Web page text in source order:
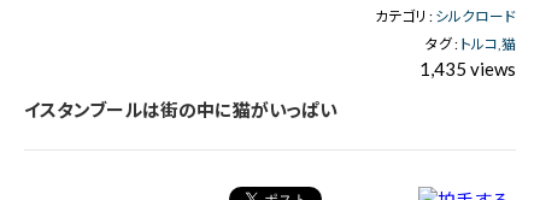
カテゴリ : シルクロード
タグ : トルコ 猫
1,435 views
イスタンブールは街の中に猫がいっぱい